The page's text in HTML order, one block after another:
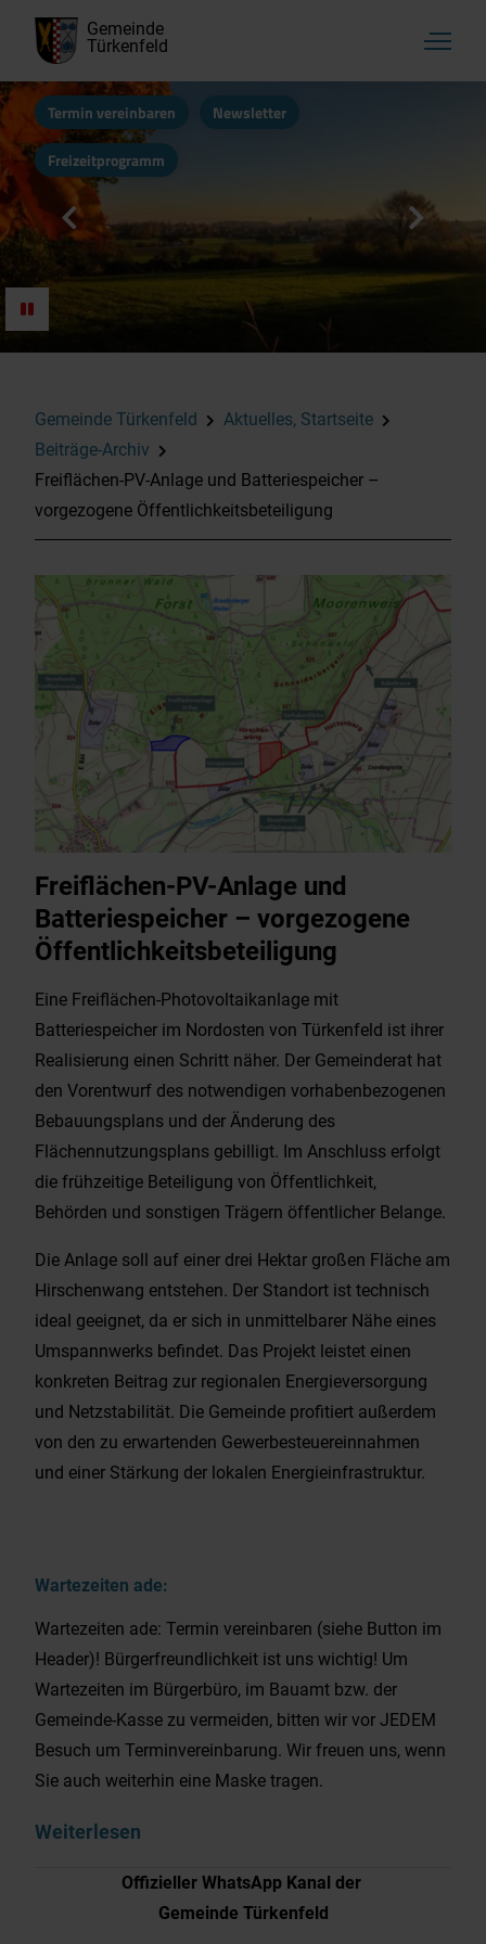
Gemeinde
Türkenfeld
Termin vereinbaren Newsletter
Freizeitprogramm
Wartezeiten ade:
Wartezeiten ade: Termin vereinbaren (siehe Button im
Header)! Bürgerfreundlichkeit ist uns wichtig! Um
Wartezeiten im Bürgerbüro, im Bauamt bzw. der
Gemeinde-Kasse zu vermeiden, bitten wir vor JEDEM
Besuch um Terminvereinbarung. Wir freuen uns, wenn
Sie auch weiterhin eine Maske tragen.
Weiterlesen
Offizieller WhatsApp Kanal der
Gemeinde Türkenfeld
Gemeinde Türkenfeld
Aktuelles, Startseite
Beiträge-Archiv
Freiflächen-PV-Anlage und Batteriespeicher –
vorgezogene Öffentlichkeitsbeteiligung
Freiflächen-PV-Anlage und
Batteriespeicher – vorgezogene
Öffentlichkeitsbeteiligung
Eine Freiflächen-Photovoltaikanlage mit
Batteriespeicher im Nordosten von Türkenfeld ist ihrer
Realisierung einen Schritt näher. Der Gemeinderat hat
den Vorentwurf des notwendigen vorhabenbezogenen
Bebauungsplans und der Änderung des
Flächennutzungsplans gebilligt. Im Anschluss erfolgt
die frühzeitige Beteiligung von Öffentlichkeit,
Behörden und sonstigen Trägern öffentlicher Belange.
Die Anlage soll auf einer drei Hektar großen Fläche am
Hirschenwang entstehen. Der Standort ist technisch
ideal geeignet, da er sich in unmittelbarer Nähe eines
Umspannwerks befindet. Das Projekt leistet einen
konkreten Beitrag zur regionalen Energieversorgung
und Netzstabilität. Die Gemeinde profitiert außerdem
von den zu erwartenden Gewerbesteuereinnahmen
und einer Stärkung der lokalen Energieinfrastruktur.